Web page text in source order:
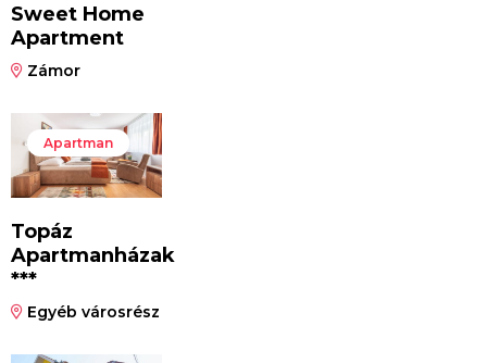
Sweet Home
Apartment
Zámor
Apartman
Topáz
Apartmanházak
***
Egyéb városrész